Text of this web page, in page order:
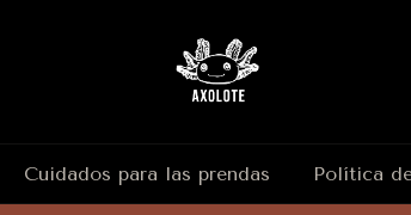
Cuidados para las prendas Política